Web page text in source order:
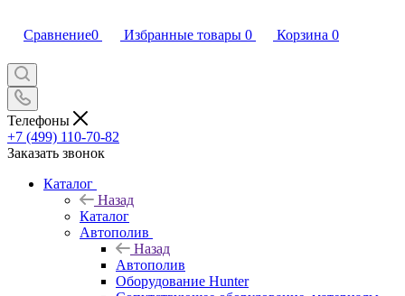
Сравнение0 Избранные товары 0 Корзина 0
Телефоны
+7 (499) 110-70-82
Заказать звонок
Каталог
Назад
Каталог
Автополив
Назад
Автополив
Оборудование Hunter